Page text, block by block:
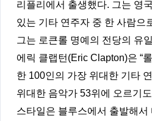
리플리에서 출생했다. 그는 영
있는 기타 연주자 중 한 사람으
그는 로큰롤 명예의 전당의 유
에릭 클랩턴(Eric Clapton)은 “
한 100인의 가장 위대한 기타
위대한 음악가 53위에 오르기
스타일은 블루스에서 출발해서